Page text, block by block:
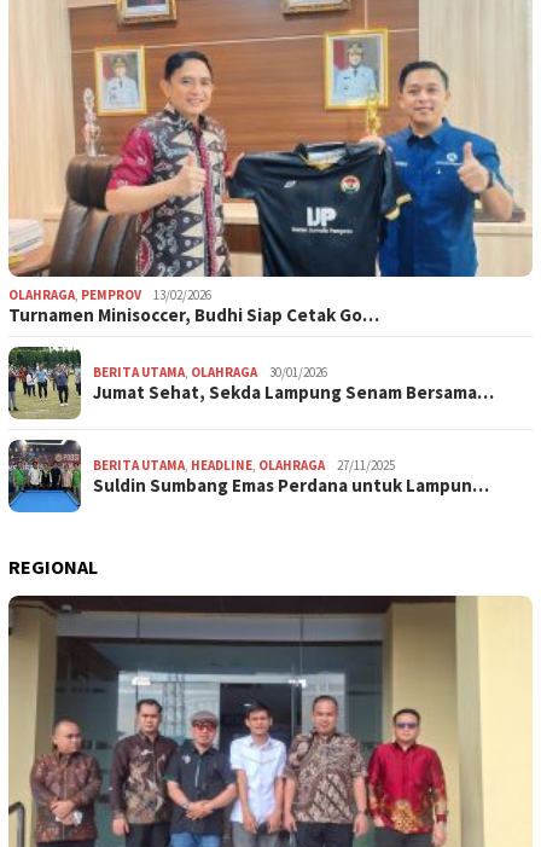
OLAHRAGA PEMPROV 13/02/2026
Turnamen Minisoccer, Budhi Siap Cetak Go…
BERITA UTAMA OLAHRAGA 30/01/2026
Jumat Sehat, Sekda Lampung Senam Bersama…
BERITA UTAMA HEADLINE OLAHRAGA 27/11/2025
Suldin Sumbang Emas Perdana untuk Lampun…
REGIONAL